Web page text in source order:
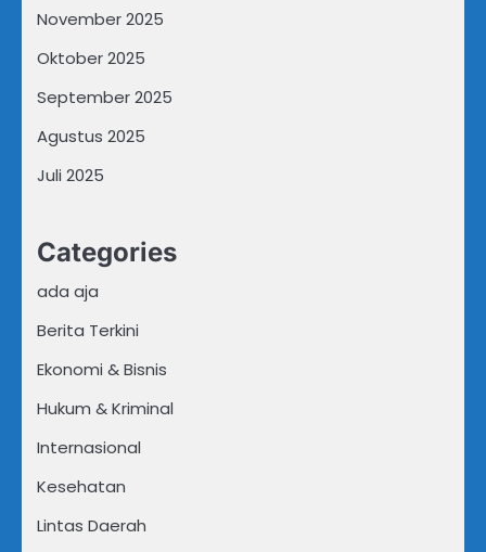
November 2025
Oktober 2025
September 2025
Agustus 2025
Juli 2025
Categories
ada aja
Berita Terkini
Ekonomi & Bisnis
Hukum & Kriminal
Internasional
Kesehatan
Lintas Daerah